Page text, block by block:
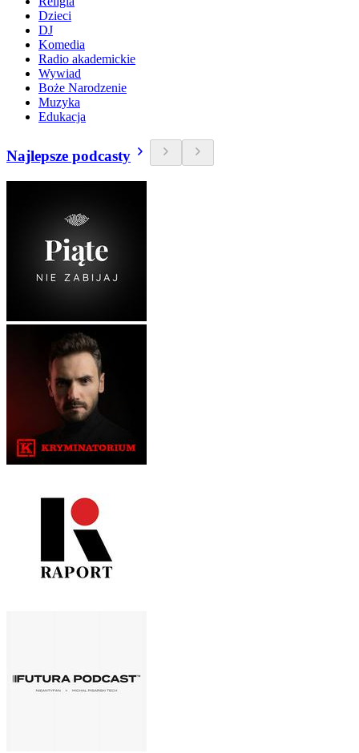
Dzieci
DJ
Komedia
Radio akademickie
Wywiad
Boże Narodzenie
Muzyka
Edukacja
Najlepsze podcasty